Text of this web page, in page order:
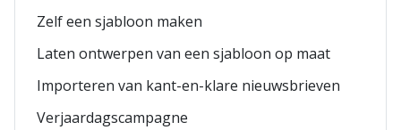
Zelf een sjabloon maken
Laten ontwerpen van een sjabloon op maat
Importeren van kant-en-klare nieuwsbrieven
Verjaardagscampagne